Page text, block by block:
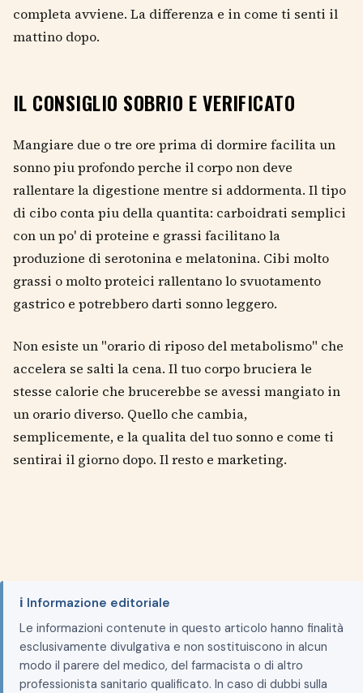
completa avviene. La differenza e in come ti senti il
mattino dopo.
IL CONSIGLIO SOBRIO E VERIFICATO
Mangiare due o tre ore prima di dormire facilita un
sonno piu profondo perche il corpo non deve
rallentare la digestione mentre si addormenta. Il tipo
di cibo conta piu della quantita: carboidrati semplici
con un po' di proteine e grassi facilitano la
produzione di serotonina e melatonina. Cibi molto
grassi o molto proteici rallentano lo svuotamento
gastrico e potrebbero darti sonno leggero.
Non esiste un "orario di riposo del metabolismo" che
accelera se salti la cena. Il tuo corpo bruciera le
stesse calorie che brucerebbe se avessi mangiato in
un orario diverso. Quello che cambia,
semplicemente, e la qualita del tuo sonno e come ti
sentirai il giorno dopo. Il resto e marketing.
ℹ️ Informazione editoriale
Le informazioni contenute in questo articolo hanno finalità
esclusivamente divulgativa e non sostituiscono in alcun
modo il parere del medico, del farmacista o di altro
professionista sanitario qualificato. In caso di dubbi sulla